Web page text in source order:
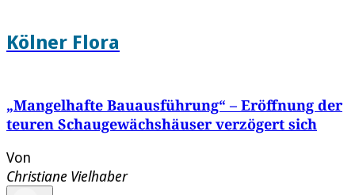
Kölner Flora
„Mangelhafte Bauausführung“ – Eröffnung der
teuren Schaugewächshäuser verzögert sich
Von
Christiane Vielhaber